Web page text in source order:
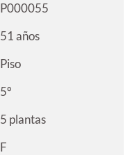
P000055
51 años
Piso
5º
5 plantas
F